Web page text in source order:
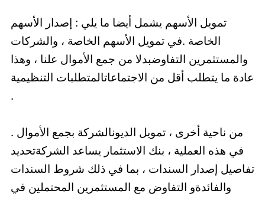
تمويل الأسهم يشمل أيضا ما يلي : إصدار الأسهم
الخاصة .في تمويل الأسهم الخاصة ، والشركات
والمستثمرين التفاوضبدلا من جمع الأموال علنا ، وهذا
عادة ما يتطلب أقل من الاجتماعاتالمتطلبات التنظيمية
.
من ناحية أخرى ، تمويل الديونالشركة بجمع الأموال .
في هذه العملية ، بنك الاستثمار يساعد الشركةتحديد
تفاصيل إصدار السندات ، بما في ذلك شروط السندات
والفائدةو التفاوض مع المستثمرين المحتملين في